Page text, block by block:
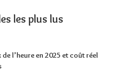
les plus lus
de l’heure en 2025 et coût réel